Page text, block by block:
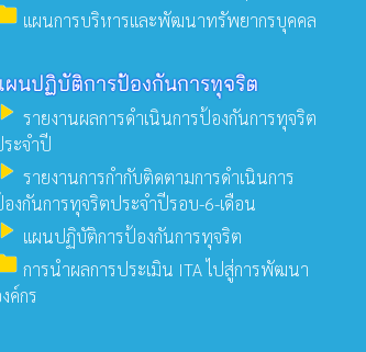
แผนการบริหารและพัฒนาทรัพยากรบุคคล
ผนปฏิบัติการป้องกันการทุจริต
play_arrow รายงานผลการดำเนินการป้องกันการทุจริต
ะจำปี
play_arrow รายงานการกำกับติดตามการดำเนินการ
งกันการทุจริตประจำปีรอบ-6-เดือน
play_arrow แผนปฏิบัติการป้องกันการทุจริต
การนำผลการประเมิน ITA ไปสู่การพัฒนา
ค์กร